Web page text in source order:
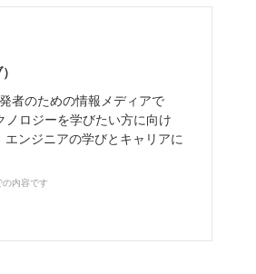
者のための情報メディアで
ロジーを学びたい方に向け
ンジニアの学びとキャリアに
内容です